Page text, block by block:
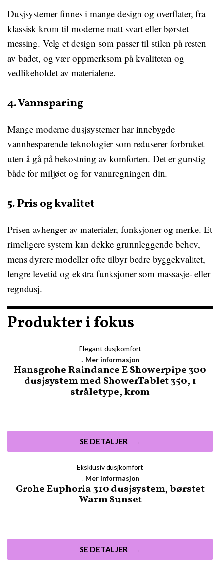
Dusjsystemer finnes i mange design og overflater, fra
klassisk krom til moderne matt svart eller børstet
messing. Velg et design som passer til stilen på resten
av badet, og vær oppmerksom på kvaliteten og
vedlikeholdet av materialene.
4. Vannsparing
Mange moderne dusjsystemer har innebygde
vannbesparende teknologier som reduserer forbruket
uten å gå på bekostning av komforten. Det er gunstig
både for miljøet og for vannregningen din.
5. Pris og kvalitet
Prisen avhenger av materialer, funksjoner og merke. Et
rimeligere system kan dekke grunnleggende behov,
mens dyrere modeller ofte tilbyr bedre byggekvalitet,
lengre levetid og ekstra funksjoner som massasje- eller
regndusj.
Produkter i fokus
Elegant dusjkomfort
Hansgrohe Raindance E Showerpipe 300
dusjsystem med ShowerTablet 350, 1
stråletype, krom
SE DETALJER
Mer informasjon
Eksklusiv dusjkomfort
Grohe Euphoria 310 dusjsystem, børstet
Warm Sunset
SE DETALJER
Mer informasjon